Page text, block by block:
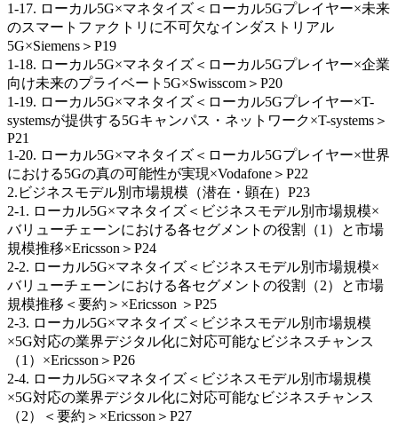
1-17. ローカル5G×マネタイズ＜ローカル5Gプレイヤー×未来
のスマートファクトリに不可欠なインダストリアル
5G×Siemens＞P19
1-18. ローカル5G×マネタイズ＜ローカル5Gプレイヤー×企業
向け未来のプライベート5G×Swisscom＞P20
1-19. ローカル5G×マネタイズ＜ローカル5Gプレイヤー×T-
systemsが提供する5Gキャンパス・ネットワーク×T-systems＞
P21
1-20. ローカル5G×マネタイズ＜ローカル5Gプレイヤー×世界
における5Gの真の可能性が実現×Vodafone＞P22
2.ビジネスモデル別市場規模（潜在・顕在）P23
2-1. ローカル5G×マネタイズ＜ビジネスモデル別市場規模×
バリューチェーンにおける各セグメントの役割（1）と市場
規模推移×Ericsson＞P24
2-2. ローカル5G×マネタイズ＜ビジネスモデル別市場規模×
バリューチェーンにおける各セグメントの役割（2）と市場
規模推移＜要約＞×Ericsson ＞P25
2-3. ローカル5G×マネタイズ＜ビジネスモデル別市場規模
×5G対応の業界デジタル化に対応可能なビジネスチャンス
（1）×Ericsson＞P26
2-4. ローカル5G×マネタイズ＜ビジネスモデル別市場規模
×5G対応の業界デジタル化に対応可能なビジネスチャンス
（2）＜要約＞×Ericsson＞P27